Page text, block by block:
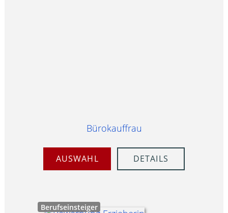
Bürokauffrau
AUSWAHL DETAILS
Berufseinsteiger